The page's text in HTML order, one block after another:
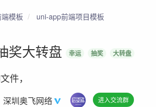
模板 uni-app前端项目模板
奖大转盘 幸运 抽奖 大转盘
件，
深圳奥飞网络 进入交流群